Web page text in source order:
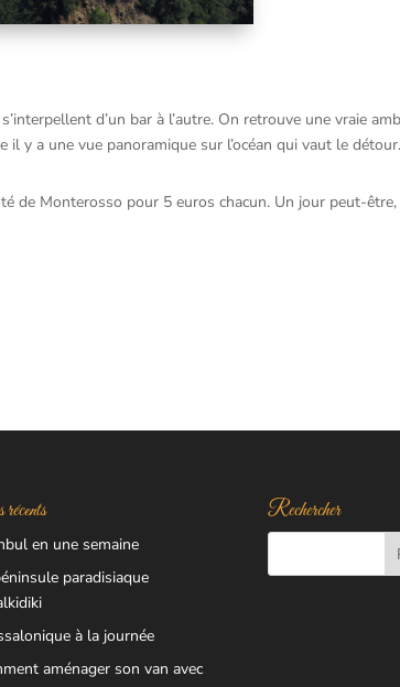
d’un bar à l’autre. On retrouve une vraie
y a une vue panoramique sur l’océan qui vaut le détour.
de Monterosso pour 5 euros chacun. Un jour peut-
en une semaine
paradisiaque
à la journée
aménager son van avec
Rechercher